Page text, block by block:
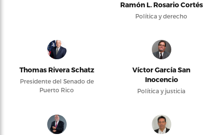
Ramón L. Rosario Cortés
Política y derecho
Thomas Rivera Schatz
Presidente del Senado de
Puerto Rico
Víctor García San
Inocencio
Política y justicia